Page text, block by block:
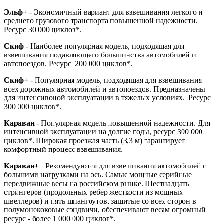
Эльф+ - Экономичный вариант для взвешивания легкого и
среднего грузового транспорта повышенной надежности.
Ресурс 30 000 циклов*.
Скиф - Наиболее популярная модель, подходящая для
взвешивания подавляющего большинства автомобилей и
автопоездов. Ресурс 200 000 циклов*.
Скиф+ - Популярная модель, подходящая для взвешивания
всех дорожных автомобилей и автопоездов. Предназначены
для интенсивоной эксплуатации в тяжелых условиях. Ресурс
300 000 циклов*.
Караван - Популярная модель повышенной надежности. Для
интенсивной эксплуатации на долгие годы, ресурс 300 000
циклов*. Широкая проезжая часть (3,3 м) гарантирует
комфортный процесс взвешивания.
Караван+ - Рекомендуются для взвешивания автомобилей с
большими нагрузками на ось. Самые мощные серийные
передвижные весы на российском рынке. Шестнадцать
стрингеров (продольных ребер жесткости из мощных
швеллеров) и пять шпангоутов, зашитые со всех сторон в
полумонококовые сэндвичи, обеспечивают весам огромный
ресурс - более 1 000 000 циклов*.